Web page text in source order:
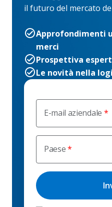
E-mail aziendale
Paese
il futuro del mercato
Approfondimenti
merci
Prospettiva
Le novità nella